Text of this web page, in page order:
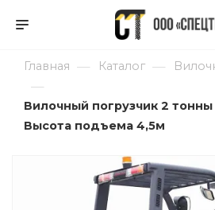
Главная — Каталог —
—
Вилочный погрузчик 2 тонны
Высота подъема 4,5м